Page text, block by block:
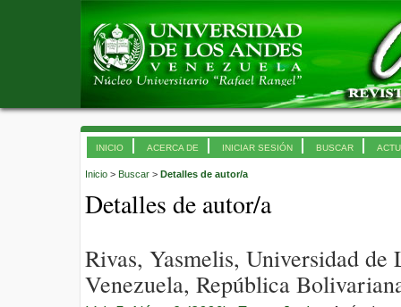
INICIO ACERCA DE INICIAR SESIÓN BUSCAR
Inicio > Buscar > Detalles de autor/a
Detalles de autor/a
Rivas, Yasmelis, Universidad
Venezuela, República